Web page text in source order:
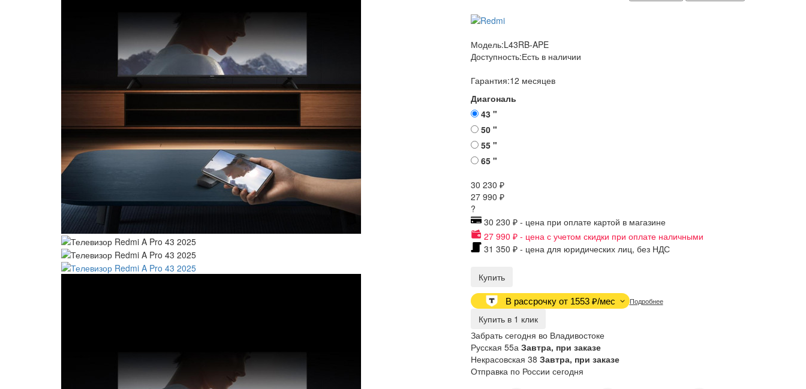
Модель:L43RB-APE
Доступность:Есть в наличии
Гарантия:12 месяцев
Диагональ
43 "
50 "
55 "
65 "
30 230 ₽
27 990 ₽
?
30 230 ₽ - цена при оплате картой в магазине
27 990 ₽ - цена с учетом скидки при оплате наличными
31 350 ₽ - цена для юридических лиц, без НДС
Купить
В рассрочку от 1553 ₽/мес Подробнее
Купить в 1 клик
Забрать сегодня во Владивостоке
Русская 55а Завтра, при заказе
Некрасовская 38 Завтра, при заказе
Отправка по России сегодня